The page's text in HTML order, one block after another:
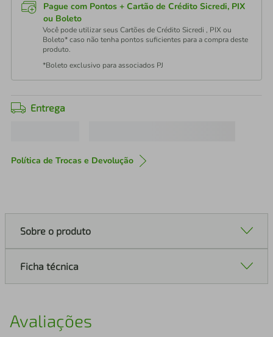
Pague com Pontos + Cartão de Crédito Sicredi, PIX
ou Boleto
Você pode utilizar seus Cartões de Crédito Sicredi , PIX ou
Boleto* caso não tenha pontos suficientes para a compra deste
produto.
*Boleto exclusivo para associados PJ
Entrega
Política de Trocas e Devolução
Sobre o produto
Ficha técnica
Avaliações